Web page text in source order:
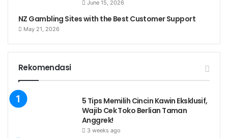
June 15, 2026
NZ Gambling Sites with the Best Customer Support
May 21, 2026
Rekomendasi
5 Tips Memilih Cincin Kawin Eksklusif,
Wajib Cek Toko Berlian Taman
Anggrek!
3 weeks ago